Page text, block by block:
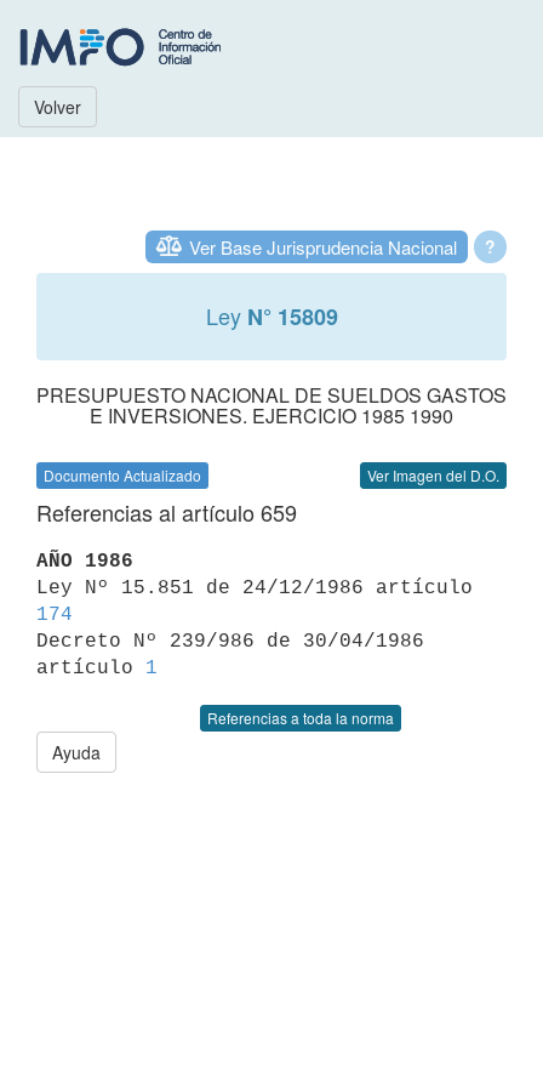
Volver
?
Ver Base Jurisprudencia Nacional
Ley N° 15809
PRESUPUESTO NACIONAL DE SUELDOS GASTOS
E INVERSIONES. EJERCICIO 1985 1990
Documento Actualizado Ver Imagen del D.O.
Referencias al artículo 659
AÑO 1986
174
Decreto Nº 239/986 de 30/04/1986
artículo 1
Referencias a toda la norma
Ayuda